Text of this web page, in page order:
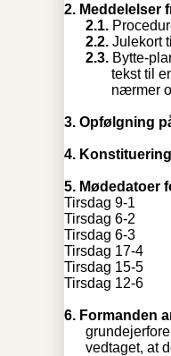
2. Meddelelser
2.1.
2.2. Julekort
2.3. Bytte-
tekst til
nærmer
3. Opfølgning
4.
5. Mødedatoer
Tirsdag 9-1
Tirsdag 6-2
Tirsdag 6-3
Tirsdag 17-4
Tirsdag 15-5
Tirsdag 12-6
6. Formanden
vedtaget, at